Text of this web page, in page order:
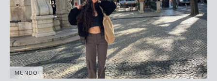
MUNDO